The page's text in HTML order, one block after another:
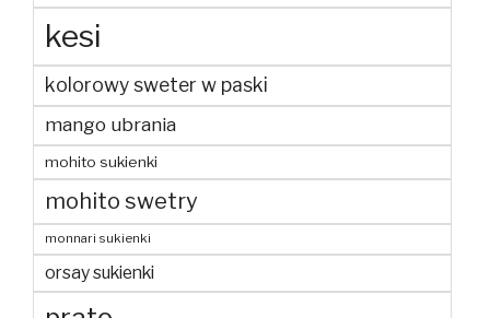
kesi
kolorowy sweter w paski
mango ubrania
mohito sukienki
mohito swetry
monnari sukienki
orsay sukienki